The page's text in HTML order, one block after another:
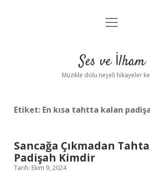
Anasayfa
Yasal Uyarı
menüyü
Ses ve İlham
Müzikle dolu neşeli hikayeler
Etiket: En kısa tahtta kalan
Sancağa Çıkmadan
Padişah Kimdir
Tarih: Ekim 9, 2024